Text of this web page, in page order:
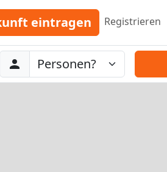
eintragen Registrieren
Abreise
Personen